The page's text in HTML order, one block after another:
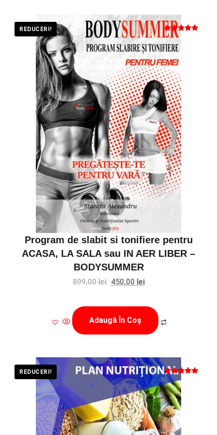
REDUCERI!
Program de slabit si tonifiere pentru
ACASA, LA SALA sau IN AER LIBER –
BODYSUMMER
Evaluat la
5.00
din 5
899,00lei Prețul
a
fost:
899,00 lei.
450,00 leiPrețul
este:
450,00 lei.
Adaugă În Coș
REDUCERI!
Evaluat la
5.00
din 5